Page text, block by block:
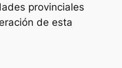
provinciales
de esta